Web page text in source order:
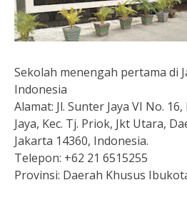
Sekolah menengah pertama di
Indonesia
Alamat: Jl. Sunter Jaya VI No.
Jaya, Kec. Tj. Priok, Jkt Utara,
Jakarta 14360, Indonesia.
Telepon: +62 21 6515255
Provinsi: Daerah Khusus